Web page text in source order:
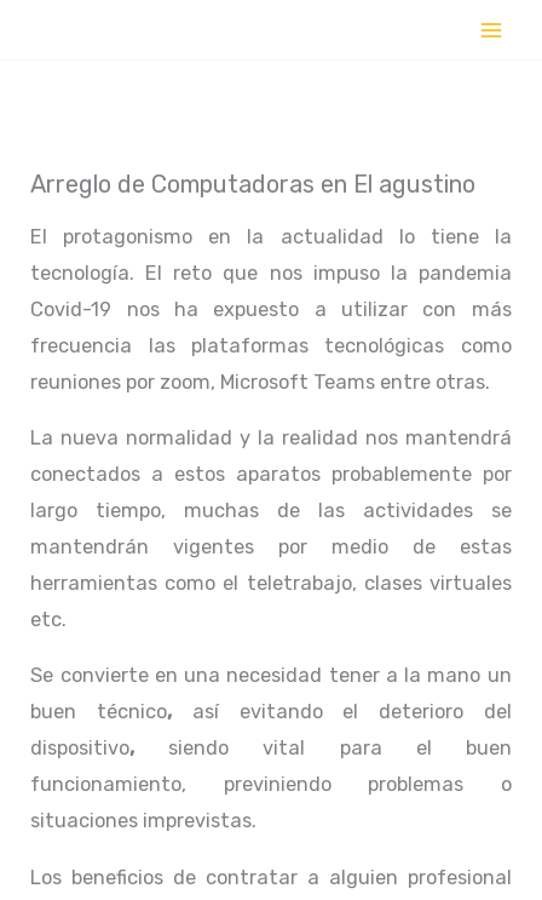
Arreglo de Computadoras en El agustino
El protagonismo en la actualidad lo tiene la
tecnología. El reto que nos impuso la pandemia
Covid-19 nos ha expuesto a utilizar con más
frecuencia las plataformas tecnológicas como
reuniones por zoom, Microsoft Teams entre otras.
La nueva normalidad y la realidad nos mantendrá
conectados a estos aparatos probablemente por
largo tiempo, muchas de las actividades se
mantendrán vigentes por medio de estas
herramientas como el teletrabajo, clases virtuales
etc.
Se convierte en una necesidad tener a la mano un
buen técnico, así evitando el deterioro del
dispositivo, siendo vital para el buen
funcionamiento, previniendo problemas o
situaciones imprevistas.
Los beneficios de contratar a alguien profesional